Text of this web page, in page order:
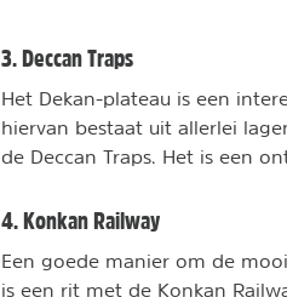
3. Deccan Traps
Het Dekan-plateau is een
hiervan bestaat uit allerlei
de Deccan Traps. Het is een
4. Konkan Railway
Een goede manier om de
is een rit met de Konkan